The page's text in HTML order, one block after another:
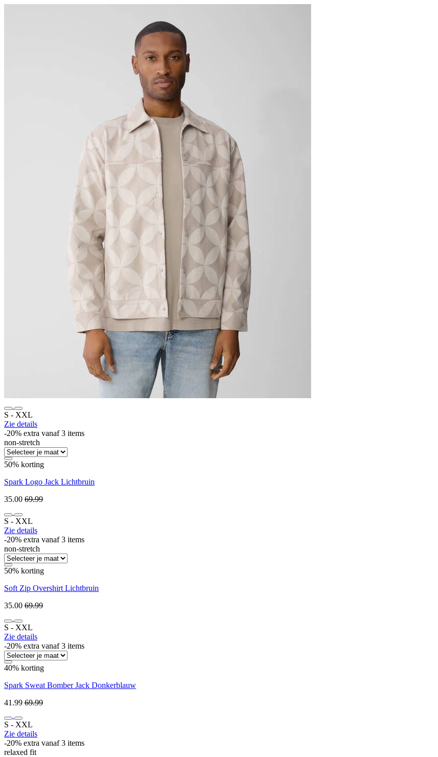
S ‐ XXL
Zie details
-20% extra vanaf 3 items
non-stretch
50% korting
Spark Logo Jack Lichtbruin
35.00 69.99
S ‐ XXL
Zie details
-20% extra vanaf 3 items
non-stretch
50% korting
Soft Zip Overshirt Lichtbruin
35.00 69.99
S ‐ XXL
Zie details
-20% extra vanaf 3 items
40% korting
Spark Sweat Bomber Jack Donkerblauw
41.99 69.99
S ‐ XXL
Zie details
-20% extra vanaf 3 items
relaxed fit